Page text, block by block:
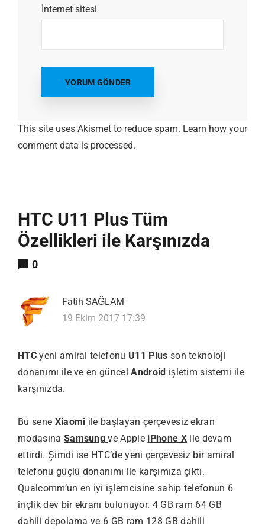
İnternet sitesi
This site uses Akismet to reduce spam. Learn how your
comment data is processed.
HTC U11 Plus Tüm
Özellikleri ile Karşınızda
0
Fatih SAĞLAM
19 Ekim 2017 17:39
HTCyeni amiral telefonu U11 Plus son teknoloji
donanımı ile ve en güncelAndroid işletim sistemi ile
karşınızda.
Bu sene Xiaomi ile başlayan çerçevesiz ekran
modasına Samsung ve Apple iPhone Xile devam
ettirdi. Şimdi ise HTC’de yeni çerçevesiz bir amiral
telefonu güçlü donanımı ile karşımıza çıktı.
Qualcomm’un en iyi işlemcisine sahip telefonun 6
inçlik dev bir ekranı bulunuyor. 4 GB ram 64 GB
dahili depolama ve 6 GB ram 128 GB dahili